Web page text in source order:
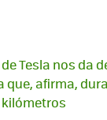
Tesla nos da
afirma,